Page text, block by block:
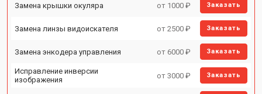
Замена крышки окуляра от 1000 ₽ Заказать
Замена линзы видоискателя от 2500 ₽ Заказать
Замена энкодера управления от 6000 ₽ Заказать
Исправление инверсии
изображения
от 3000 ₽ Заказать